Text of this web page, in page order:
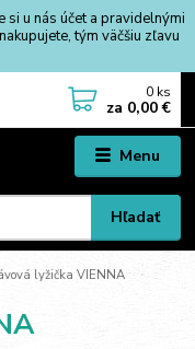
si u nás účet a pravidelnými
tým väčšiu zľavu
Menu
Hľadať
0 ks
za 0,00 €
lyžička VIENNA